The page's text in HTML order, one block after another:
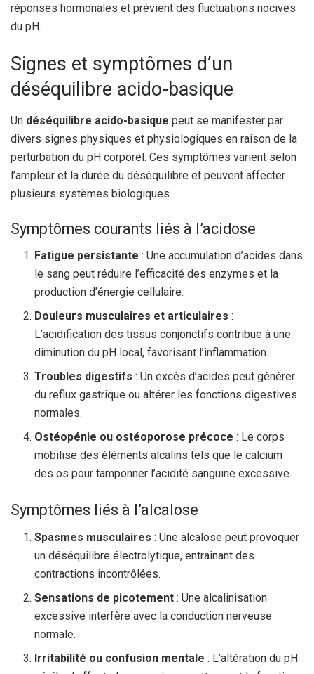
réponses hormonales et prévient des fluctuations nocives
du pH.
Signes et symptômes d’un
déséquilibre acido-basique
Un déséquilibre acido-basique peut se manifester par
divers signes physiques et physiologiques en raison de la
perturbation du pH corporel. Ces symptômes varient selon
l’ampleur et la durée du déséquilibre et peuvent affecter
plusieurs systèmes biologiques.
Symptômes courants liés à l’acidose
Fatigue persistante : Une accumulation d’acides dans
le sang peut réduire l’efficacité des enzymes et la
production d’énergie cellulaire.
Douleurs musculaires et articulaires :
L’acidification des tissus conjonctifs contribue à une
diminution du pH local, favorisant l’inflammation.
Troubles digestifs : Un excès d’acides peut générer
du reflux gastrique ou altérer les fonctions digestives
normales.
Ostéopénie ou ostéoporose précoce : Le corps
mobilise des éléments alcalins tels que le calcium
des os pour tamponner l’acidité sanguine excessive.
Symptômes liés à l’alcalose
Spasmes musculaires : Une alcalose peut provoquer
un déséquilibre électrolytique, entraînant des
contractions incontrôlées.
Sensations de picotement : Une alcalinisation
excessive interfère avec la conduction nerveuse
normale.
Irritabilité ou confusion mentale : L’altération du pH